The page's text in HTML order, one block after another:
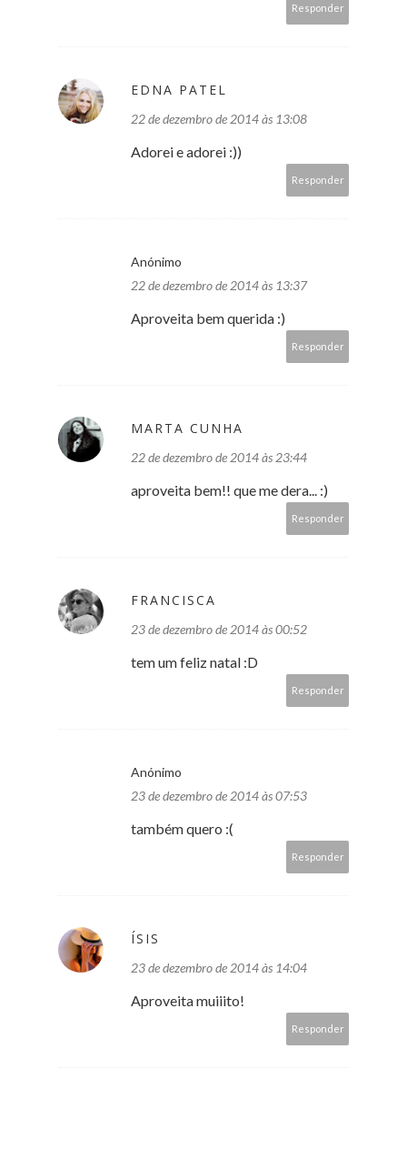
Responder
EDNA PATEL
22 de dezembro de 2014 às 13:08
Adorei e adorei :))
Responder
Anónimo
22 de dezembro de 2014 às 13:37
Aproveita bem querida :)
Responder
MARTA CUNHA
22 de dezembro de 2014 às 23:44
aproveita bem!! que me dera... :)
Responder
FRANCISCA
23 de dezembro de 2014 às 00:52
tem um feliz natal :D
Responder
Anónimo
23 de dezembro de 2014 às 07:53
também quero :(
Responder
ÍSIS
23 de dezembro de 2014 às 14:04
Aproveita muiiito!
Responder